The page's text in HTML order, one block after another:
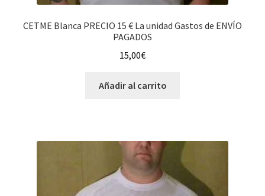
CETME Blanca PRECIO 15 € La unidad Gastos de ENVÍO
PAGADOS
15,00€
Añadir al carrito